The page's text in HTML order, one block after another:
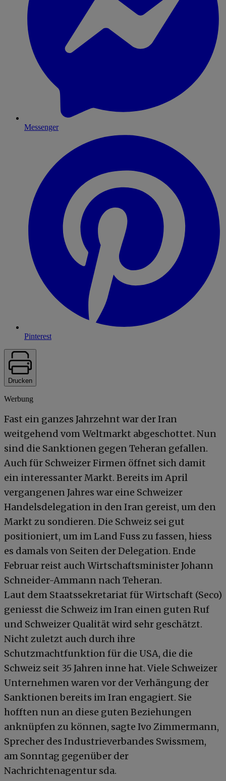
Messenger
Pinterest
Drucken
Werbung
Fast ein ganzes Jahrzehnt war der Iran
weitgehend vom Weltmarkt abgeschottet. Nun
sind die Sanktionen gegen Teheran gefallen.
Auch für Schweizer Firmen öffnet sich damit
ein interessanter Markt. Bereits im April
vergangenen Jahres war eine Schweizer
Handelsdelegation in den Iran gereist, um den
Markt zu sondieren. Die Schweiz sei gut
positioniert, um im Land Fuss zu fassen, hiess
es damals von Seiten der Delegation. Ende
Februar reist auch Wirtschaftsminister Johann
Schneider-Ammann nach Teheran.
Laut dem Staatssekretariat für Wirtschaft (Seco)
geniesst die Schweiz im Iran einen guten Ruf
und Schweizer Qualität wird sehr geschätzt.
Nicht zuletzt auch durch ihre
Schutzmachtfunktion für die USA, die die
Schweiz seit 35 Jahren inne hat. Viele Schweizer
Unternehmen waren vor der Verhängung der
Sanktionen bereits im Iran engagiert. Sie
hofften nun an diese guten Beziehungen
anknüpfen zu können, sagte Ivo Zimmermann,
Sprecher des Industrieverbandes Swissmem,
am Sonntag gegenüber der
Nachrichtenagentur sda.